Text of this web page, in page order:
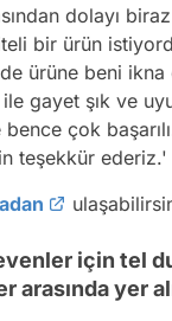
dolayı
bir ürün
ürüne beni
gayet şık ve
çok
teşekkür ederiz.'
için tel
arasında yer